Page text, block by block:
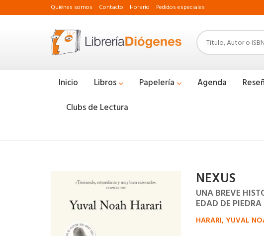
Quiénes somos Contacto Horario Pedidos especiales
Inicio Libros Papelería Agenda
Clubs de Lectura
NEXUS
UNA BREVE
EDAD DE
HARARI, YUVAL